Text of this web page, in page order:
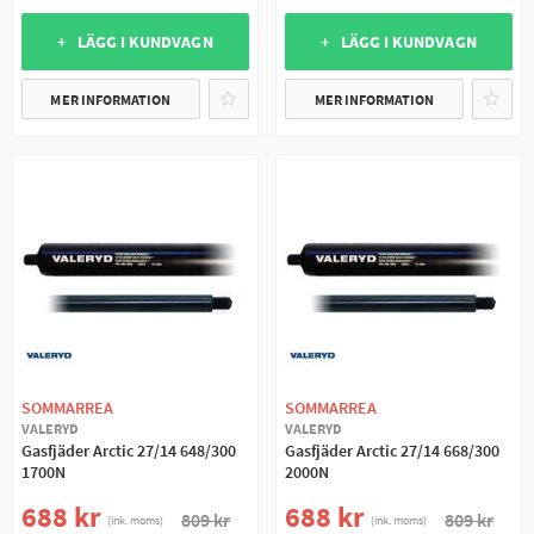
+ LÄGG I KUNDVAGN
MER INFORMATION
+ LÄGG I KUNDVAGN
MER INFORMATION
SOMMARREA
VALERYD
Gasfjäder Arctic 27/14 648/300
1700N
688 kr (ink. moms) 809 kr
SOMMARREA
VALERYD
Gasfjäder Arctic 27/14 668/300
2000N
688 kr (ink. moms) 809 kr